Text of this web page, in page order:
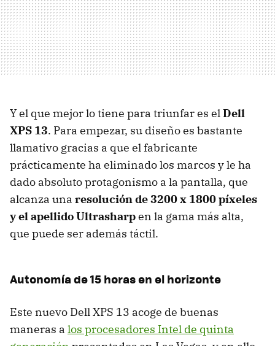
Y el que mejor lo tiene para triunfar es elDell
XPS 13. Para empezar, su diseño es bastante
llamativo gracias a que el fabricante
prácticamente ha eliminado los marcos y le ha
dado absoluto protagonismo a la pantalla, que
alcanza una resolución de 3200 x 1800 píxeles
y el apellido Ultrasharpen la gama más alta,
que puede ser además táctil.
Autonomía de 15 horas en el horizonte
Este nuevo Dell XPS 13 acoge de buenas
maneras a los procesadores Intel de quinta